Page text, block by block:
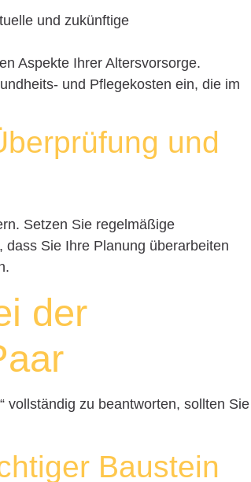
und zukünftige
Aspekte Ihrer Altersvorsorge.
und Pflegekosten ein, die im
und
Setzen Sie regelmäßige
Sie Ihre Planung überarbeiten
der
vollständig zu beantworten, sollten Sie
Baustein